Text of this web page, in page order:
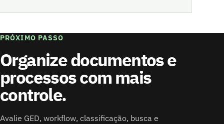
PRÓXIMO PASSO
Organize documentos e
processos com mais
controle.
Avalie GED, workflow, classificação, busca e